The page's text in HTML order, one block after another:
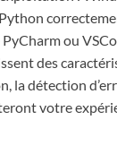
PyCharm ou
des
la détection
votre